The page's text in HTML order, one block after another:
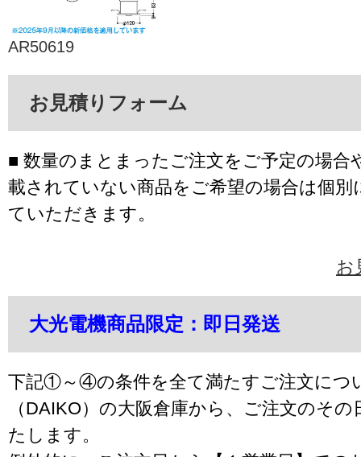
AR50619
お見積りフォーム
■ 数量のまとまったご注文をご予定の場合
載されていない商品をご希望の場合は個別
ていただきます。
お
大光電機商品限定：即日発送
下記①～④の条件を全て満たすご注文につ
（DAIKO）の大阪倉庫から、ご注文のそ
たします。